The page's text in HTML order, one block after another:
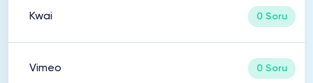
Kwai 0 Soru
Vimeo 0 Soru